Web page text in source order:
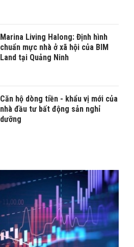
Marina Living Halong: Định hình
chuẩn mực nhà ở xã hội của BIM
Land tại Quảng Ninh
Căn hộ dòng tiền - khẩu vị mới của
nhà đầu tư bất động sản nghỉ
dưỡng